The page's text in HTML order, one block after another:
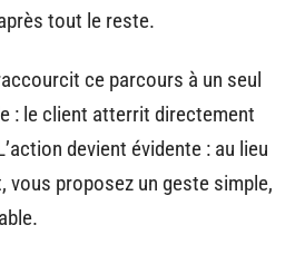
tout le reste.
ce parcours à un seul
: le client atterrit directement
devient évidente : au lieu
vous proposez un geste simple,